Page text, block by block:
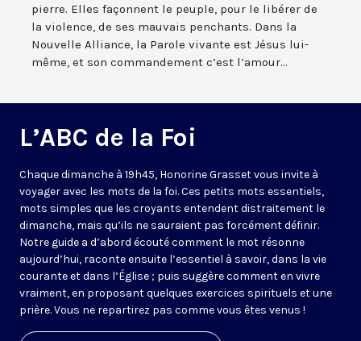
pierre. Elles façonnent le peuple, pour le libérer de
la violence, de ses mauvais penchants. Dans la
Nouvelle Alliance, la Parole vivante est Jésus lui-
même, et son commandement c’est l’amour...
L’ABC de la Foi
Chaque dimanche à 19h45, Honorine Grasset vous invite à
voyager avec les mots de la foi. Ces petits mots essentiels,
mots simples que les croyants entendent distraitement le
dimanche, mais qu’ils ne sauraient pas forcément définir.
Notre guide a d’abord écouté comment le mot résonne
aujourd’hui, raconte ensuite l’essentiel à savoir, dans la vie
courante et dans l’Église ; puis suggère comment en vivre
vraiment, en proposant quelques exercices spirituels et une
prière. Vous ne repartirez pas comme vous êtes venus !